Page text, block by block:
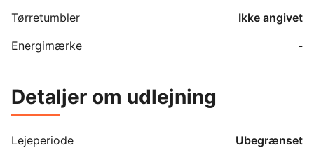
Tørretumbler
Ikke angivet
Energimærke
-
Detaljer om udlejning
Lejeperiode
Ubegrænset